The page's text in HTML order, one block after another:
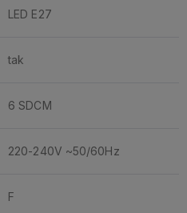
LED E27
tak
6 SDCM
220-240V ~50/60Hz
F